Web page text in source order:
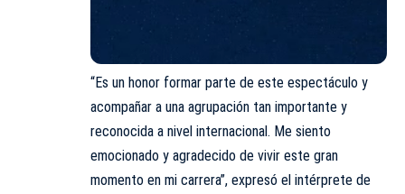
“Es un honor formar parte de este espectáculo y
acompañar a una agrupación tan importante y
reconocida a nivel internacional. Me siento
emocionado y agradecido de vivir este gran
momento en mi carrera”, expresó el intérprete de